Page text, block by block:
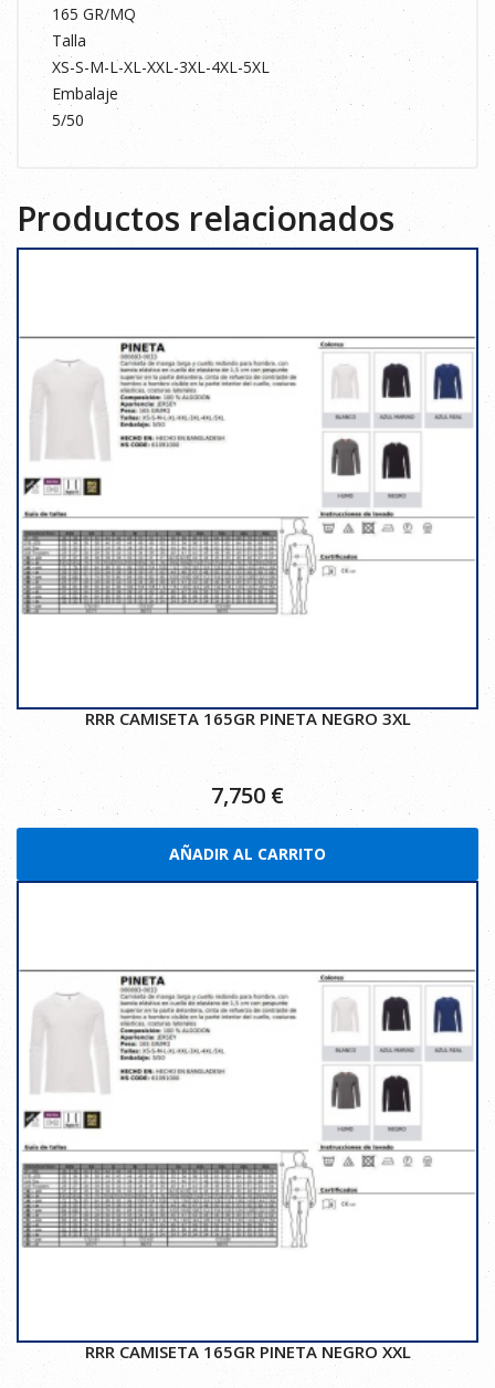
165 GR/MQ
Talla
XS-S-M-L-XL-XXL-3XL-4XL-5XL
Embalaje
5/50
Productos relacionados
RRR CAMISETA 165GR PINETA NEGRO 3XL
7,750 €
AÑADIR AL CARRITO
RRR CAMISETA 165GR PINETA NEGRO XXL